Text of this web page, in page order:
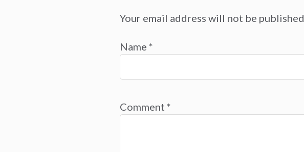
Your email address will not be published.
Name *
Comment *